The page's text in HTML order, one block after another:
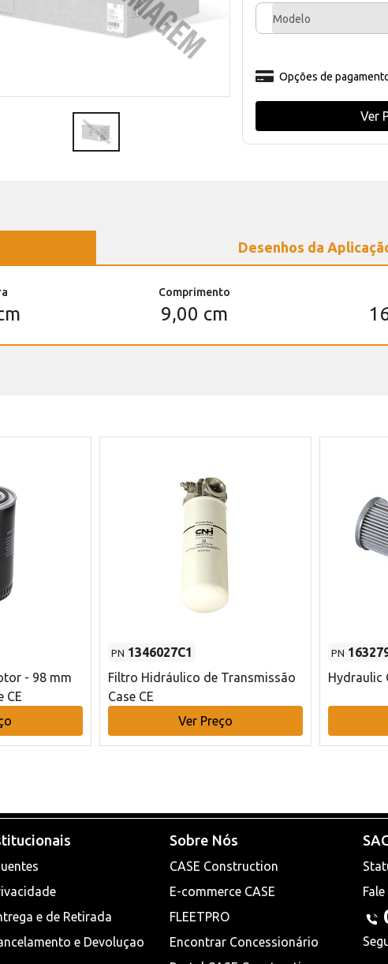
Modelo
Opções de
Ver
Desenhos da
Comprimento
9,00 cm
- 98 mm
CE
PN 1346027C1
Filtro Hidráulico de Transmissão
Case CE
Ver Preço
PN
Hydraulic
e de Retirada
e Devoluçao
Sobre Nós
CASE Construction
E-commerce CASE
FLEETPRO
Encontrar Concessionário